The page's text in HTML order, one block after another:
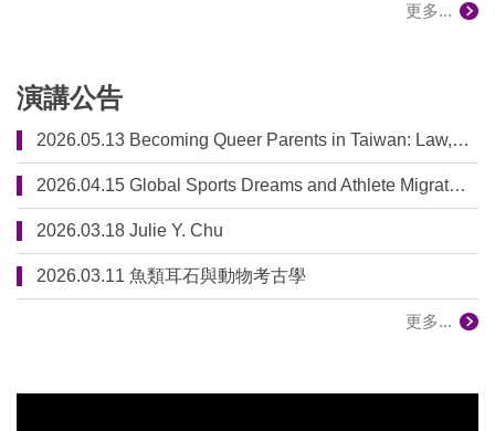
更多...
演講公告
2026.05.13 Becoming Queer Parents in Taiwan: Law, Technologies, and Reproductive Citizenship
2026.04.15 Global Sports Dreams and Athlete Migrations in the Neoliberal Age
2026.03.18 Julie Y. Chu
2026.03.11 魚類耳石與動物考古學
更多...